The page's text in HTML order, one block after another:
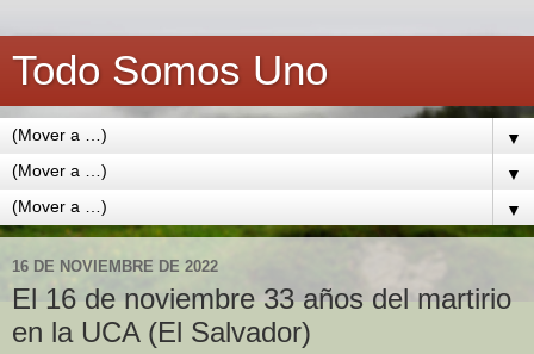
Todo Somos Uno
▼
▼
▼
16 DE NOVIEMBRE DE 2022
El 16 de noviembre 33 años del martirio
en la UCA (El Salvador)